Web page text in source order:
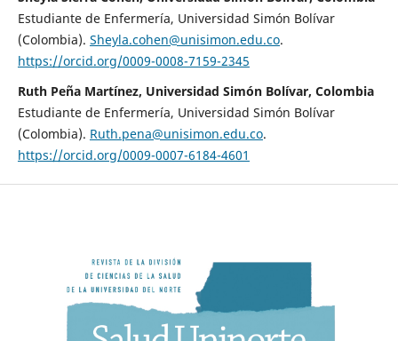
Estudiante de Enfermería, Universidad Simón Bolívar
(Colombia). Sheyla.cohen@unisimon.edu.co.
https://orcid.org/0009-0008-7159-2345
Ruth Peña Martínez, Universidad Simón Bolívar, Colombia
Estudiante de Enfermería, Universidad Simón Bolívar
(Colombia). Ruth.pena@unisimon.edu.co.
https://orcid.org/0009-0007-6184-4601